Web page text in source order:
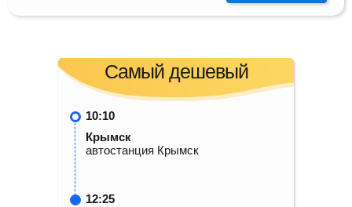
Самый дешевый
10:10
Крымск
автостанция Крымск
12:25